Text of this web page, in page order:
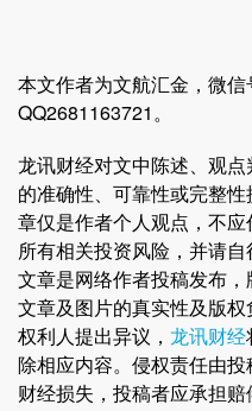
本文作者为文航汇金，微信
QQ2681163721。
龙讯财经对文中陈述、观
的准确性、可靠性或完整
章仅是作者个人观点，不
所有相关投资风险，并请自
文章是网络作者投稿发布
文章及图片的真实性及版
权利人提出异议， 龙讯财经
除相应内容。侵权责任由
财经损失，投稿者应承担赔